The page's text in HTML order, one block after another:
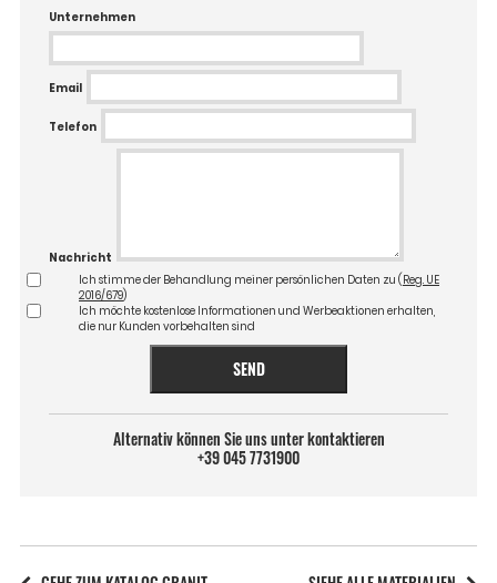
Unternehmen
Email
Telefon
Nachricht
Ich stimme der Behandlung meiner persönlichen Daten zu ( Reg. UE
2016/679)
Ich möchte kostenlose Informationen und Werbeaktionen erhalten,
die nur Kunden vorbehalten sind
SEND
Alternativ können Sie uns unter kontaktieren
+39 045 7731900